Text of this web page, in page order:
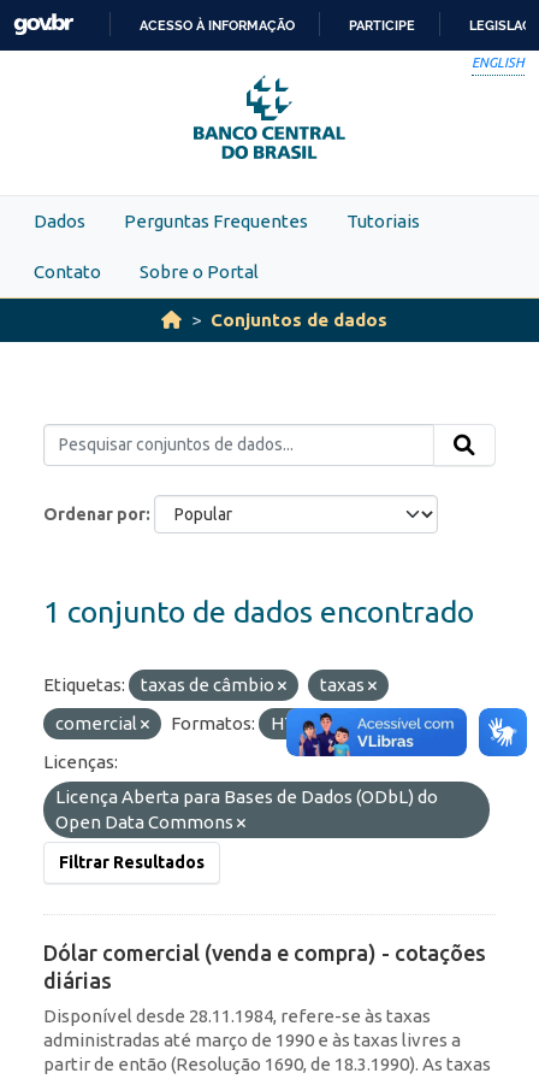
Skip to main content
PARA
O
CONTEÚDO
ACESSO À INFORMAÇÃO PARTICIPE
ENGLISH
Dados Perguntas Frequentes Tutoriais
Contato Sobre o Portal
Conjuntos de dados
Ordenar por
1 conjunto de dados encontrado
Etiquetas: taxas de câmbio
taxas
comercial
Formatos: HTML
OData
Licenças:
Licença Aberta para Bases de Dados (ODbL) do
Open Data Commons
Filtrar Resultados
Dólar comercial (venda e compra) - cotações
diárias
Disponível desde 28.11.1984, refere-se às taxas
administradas até março de 1990 e às taxas livres a
partir de então (Resolução 1690, de 18.3.1990). As taxas